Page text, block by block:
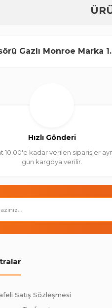
Gazlı Monroe Marka
Hızlı Gönderi
10.00'e kadar verilen siparişler
gün kargoya verilir.
Satış Sözleşmesi